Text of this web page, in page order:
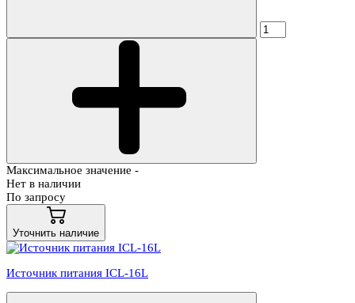
Максимальное значение -
Нет в наличии
По запросу
Уточнить наличие
Источник питания ICL-16L